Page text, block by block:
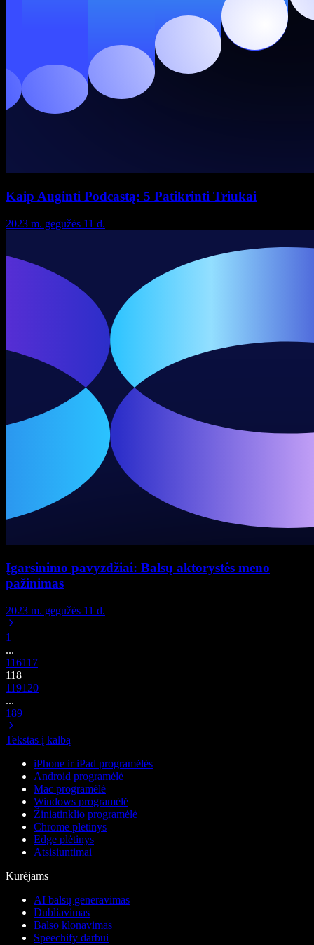
Kaip Auginti Podcastą: 5 Patikrinti Triukai
2023 m. gegužės 11 d.
Įgarsinimo pavyzdžiai: Balsų aktorystės meno
pažinimas
2023 m. gegužės 11 d.
1
...
116117
118
119120
...
189
Tekstas į kalbą
iPhone ir iPad programėlės
Android programėlė
Mac programėlė
Windows programėlė
Žiniatinklio programėlė
Chrome plėtinys
Edge plėtinys
Atsisiuntimai
Kūrėjams
AI balsų generavimas
Dubliavimas
Balso klonavimas
Speechify darbui